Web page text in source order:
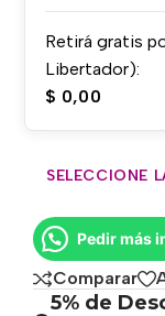
Retirá gratis
Libertador):
$ 0,00
SELECCIONE
Pedir más
Comparar
5% de